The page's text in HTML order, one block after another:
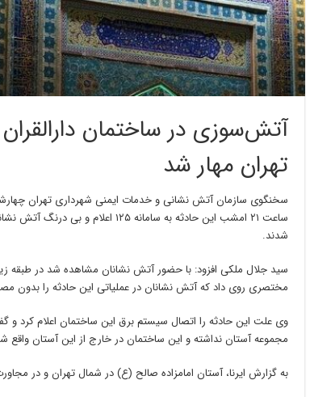
آتش‌سوزی در ساختمان
تهران مهار شد
سخنگوی سازمان آتش نشانی و خدمات ایمنی شهرداری تهران
ساعت ۲۱ امشب این حادثه به سامانه
شدند.
سید جلال ملکی افزود: با حضور آتش نشانان مشاهده شد در طبقه
مختصری روی داد که آتش نشانان در عملیاتی این حادثه را بدون
وی علت این حادثه را اتصال سیستم برق این ساختمان اعلام
مجموعه آستان نداشته و این ساختمان در خارج از این آستان واقع
به گزارش ایرنا، آستان امامزاده صالح (ع) در شمال تهران و در